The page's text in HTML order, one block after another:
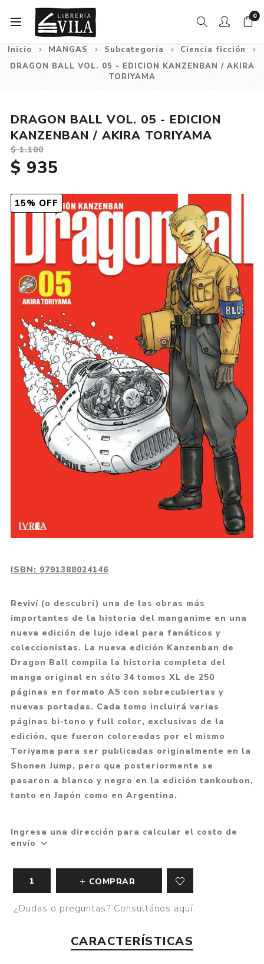
0
Inicio MANGAS Subcategoría
Ciencia ficción
DRAGON BALL VOL. 05 - EDICION KANZENBAN / AKIRA
TORIYAMA
15% OFF
DRAGON BALL VOL. 05 - EDICION
KANZENBAN / AKIRA TORIYAMA
$ 1.100
$ 935
ISBN: 9791388024146
Reviví (o descubrí) una de las obras más
importantes de la historia del manganime en una
nueva edición de lujo ideal para fanáticos y
coleccionistas. La nueva edición Kanzenban de
Dragon Ball compila la historia completa del
manga original en sólo 34 tomos XL de 250
páginas en formato A5 con sobrecubiertas y
nuevas portadas. Cada tomo incluirá varias
páginas bi-tono y full color, exclusivas de la
edición, que fueron coloreadas por el mismo
Toriyama para ser publicadas originalmente en la
Shonen Jump, pero que posteriormente se
pasaron a blanco y negro en la edición tankoubon,
tanto en Japón como en Argentina.
Ingresa una dirección para calcular el costo de
envío
COMPRAR
¿Dudas o preguntas? Consultános aquí
CARACTERÍSTICAS